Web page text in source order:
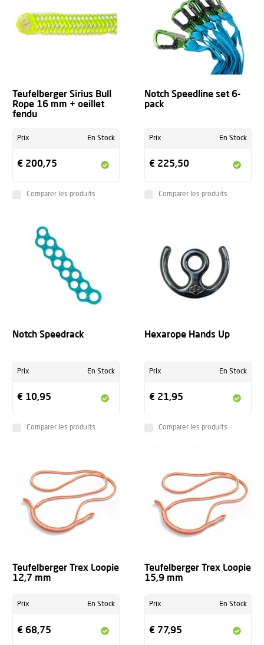
Teufelberger Sirius Bull
Rope 16 mm + oeillet
fendu
Prix En Stock
€ 200,75
Comparer les produits
Notch Speedline set 6-
pack
Prix En Stock
€ 225,50
Comparer les produits
Notch Speedrack
Prix En Stock
€ 10,95
Comparer les produits
Hexarope Hands Up
Prix En Stock
€ 21,95
Comparer les produits
Teufelberger Trex Loopie
12,7 mm
Prix En Stock
€ 68,75
Teufelberger Trex Loopie
15,9 mm
Prix En Stock
€ 77,95